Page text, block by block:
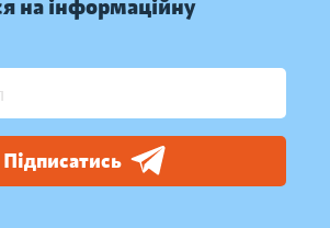
на інформаційну
Підписатись